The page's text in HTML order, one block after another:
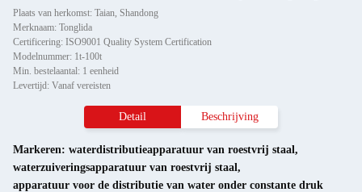
Plaats van herkomst: Taian, Shandong
Merknaam: Tonglida
Certificering: ISO9001 Quality System Certification
Modelnummer: 1t-100t
Min. bestelaantal: 1 eenheid
Levertijd: Vanaf vereisten
Detail Beschrijving
Markeren: waterdistributieapparatuur van roestvrij staal,
waterzuiveringsapparatuur van roestvrij staal,
apparatuur voor de distributie van water onder constante druk